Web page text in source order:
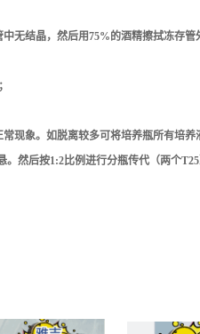
无结晶，然后用75%的酒精擦拭冻存管
现象。如脱离较多可将培养瓶所有培养
然后按1:2比例进行分瓶传代（两个